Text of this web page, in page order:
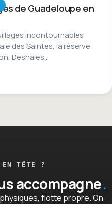
de Guadeloupe en
incontournables
des Saintes, la réserve
Deshaies…
EN TÊTE ?
accompagne
flotte propre. On